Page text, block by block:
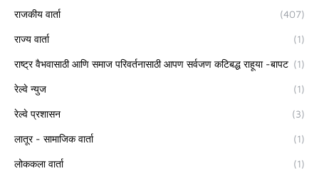
राजकीय वार्ता (407)
राज्य वार्ता (1)
राष्ट्र वैभवासाठी आणि समाज परिवर्तनासाठी आपण सर्वजण कटिबद्ध राहूया -बापट (1)
रेल्वे न्युज (1)
रेल्वे प्रशासन (3)
लातूर - सामाजिक वार्ता (1)
लोककला वार्ता (1)